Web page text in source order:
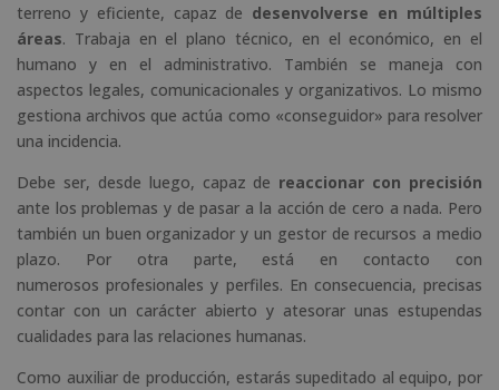
terreno y eficiente, capaz de desenvolverse en múltiples
áreas. Trabaja en el plano técnico, en el económico, en el
humano y en el administrativo. También se maneja con
aspectos legales, comunicacionales y organizativos. Lo mismo
gestiona archivos que actúa como «conseguidor» para resolver
una incidencia.
Debe ser, desde luego, capaz de reaccionar con precisión
ante los problemas y de pasar a la acción de cero a nada. Pero
también un buen organizador y un gestor de recursos a medio
plazo. Por otra parte, está en contacto con
numerosos profesionales y perfiles. En consecuencia, precisas
contar con un carácter abierto y atesorar unas estupendas
cualidades para las relaciones humanas.
Como auxiliar de producción, estarás supeditado al equipo, por